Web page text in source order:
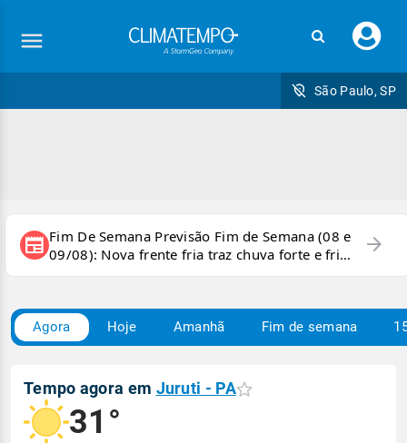
seu
São Paulo, SP
newspaper Fim De Semana Previsão Fim de Semana (08 e
09/08): Nova frente fria traz chuva forte e frio
para áreas do país
arrow_forward
Agora Hoje Amanhã Fim de semana
Tempo agora em Juruti - PA
31°